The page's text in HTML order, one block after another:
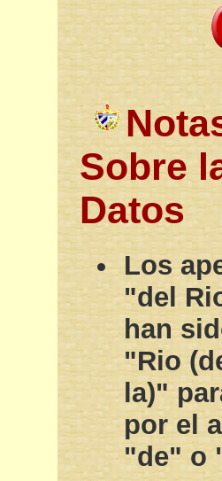
Sobre
Datos
Los
"del
han
"Rio
la)"
por el
"de" o